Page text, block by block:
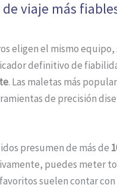
viaje más
eligen el mismo
definitivo de
. Las maletas más
de precisión
presumen de más de
puedes meter
suelen contar con